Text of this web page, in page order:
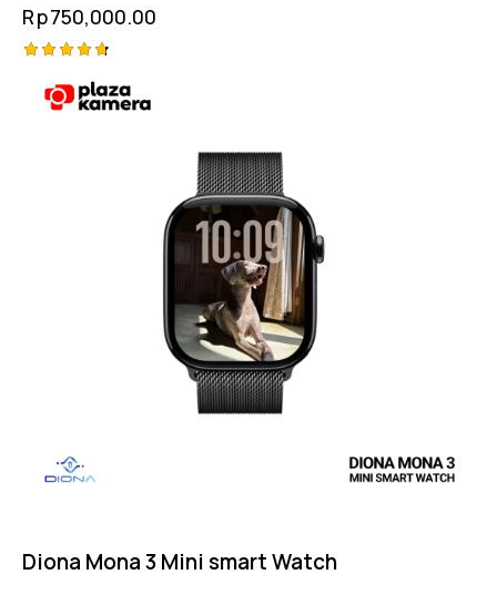
Rp750,000.00
4.75
out of 5
Diona Mona 3 Mini smart Watch